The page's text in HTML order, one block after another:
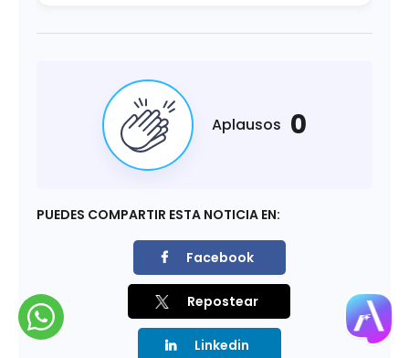
Aplausos 0
PUEDES COMPARTIR ESTA NOTICIA EN:
Facebook
Repostear
Linkedin